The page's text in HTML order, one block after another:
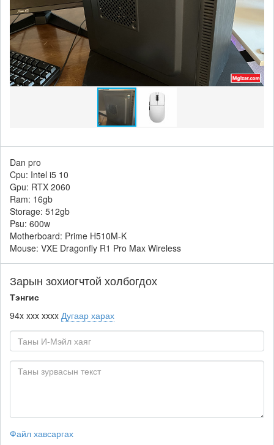
Dan pro
Cpu: Intel i5 10
Gpu: RTX 2060
Ram: 16gb
Storage: 512gb
Psu: 600w
Motherboard: Prime H510M-K
Mouse: VXE Dragonfly R1 Pro Max Wireless
Зарын зохиогчтой холбогдох
Тэнгис
94x xxx xxxx Дугаар харах
Файл хавсаргах